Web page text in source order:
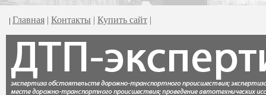
| Главная | Контакты | Купить сайт |